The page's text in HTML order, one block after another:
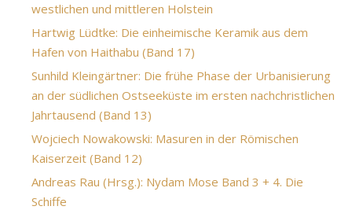
westlichen und mittleren Holstein
Hartwig Lüdtke: Die einheimische Keramik aus dem
Hafen von Haithabu (Band 17)
Sunhild Kleingärtner: Die frühe Phase der Urbanisierung
an der südlichen Ostseeküste im ersten nachchristlichen
Jahrtausend (Band 13)
Wojciech Nowakowski: Masuren in der Römischen
Kaiserzeit (Band 12)
Andreas Rau (Hrsg.): Nydam Mose Band 3 + 4. Die
Schiffe